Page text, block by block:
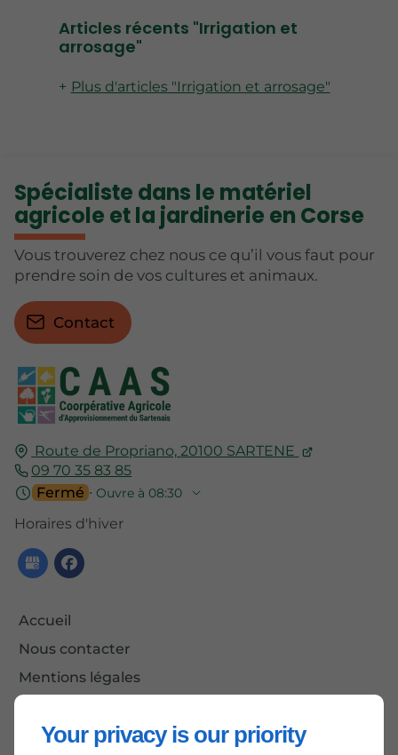
Your privacy is our priority
Articles récents "Irrigation et
arrosage"
Plus d'articles "Irrigation et arrosage"
Route de Propriano, 20100 SARTENE
09 70 35 83 85
Fermé ⋅ Ouvre à 08:30
Horaires d'hiver
Accueil
Nous contacter
Mentions légales
Spécialiste dans le matériel
agricole et la jardinerie en Corse
Vous trouverez chez nous ce qu’il vous faut pour
prendre soin de vos cultures et animaux.
Contact